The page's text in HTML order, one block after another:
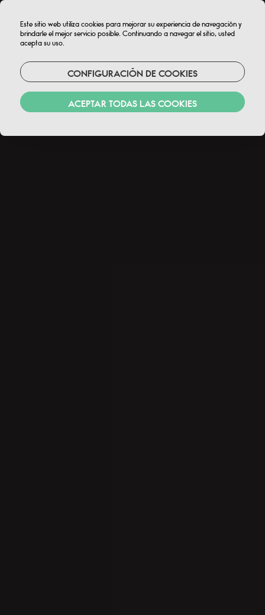
RESERVA ONLINE*
Este sitio web utiliza cookies para mejorar su experiencia de navegación y
brindarle el mejor servicio posible. Continuando a navegar el sitio, usted
acepta su uso.
CONFIGURACIÓN DE COOKIES
ACEPTAR TODAS LAS COOKIES